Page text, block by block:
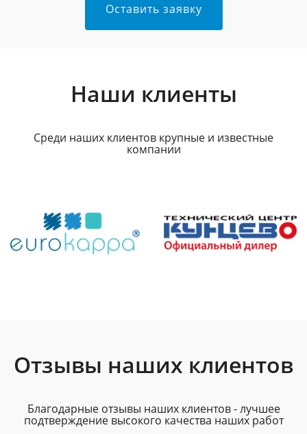
Оставить заявку
Наши клиенты
Среди наших клиентов крупные и известные
компании
Отзывы наших клиентов
Благодарные отзывы наших клиентов - лучшее
подтверждение высокого качества наших работ